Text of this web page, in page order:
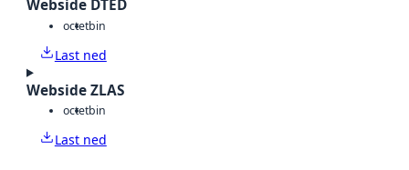
Webside DTED
octetbin
Last ned
Webside ZLAS
octetbin
Last ned